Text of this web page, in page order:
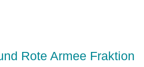
Rote Armee Fraktion